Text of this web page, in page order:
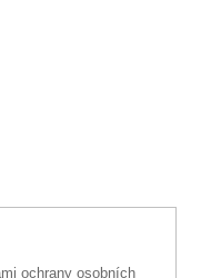
ochrany osobních